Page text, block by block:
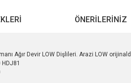
ÖNERILERINIZ
Ağır Devir LOW Dişlileri. Arazi LOW